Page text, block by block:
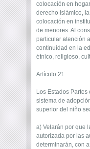
colocación en
derecho islámico,
colocación en
de menores. Al
particular atención
continuidad en la
étnico, religioso,
Artículo 21
Los Estados Partes
sistema de
superior del niño
a) Velarán por que
autorizada por las
determinarán, con